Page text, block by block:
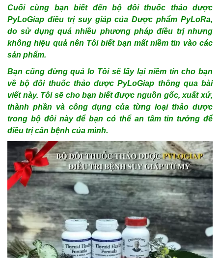
Cuối cùng bạn biết đến bộ đôi thuốc thảo dược
PyLoGiap điều trị suy giáp của Dược phẩm PyLoRa,
do sử dụng quá nhiều phương pháp điều trị nhưng
không hiệu quả nên Tôi biết bạn mất niềm tin vào các
sản phẩm.
Bạn cũng đừng quá lo Tôi sẽ lấy lại niềm tin cho bạn
về bộ đôi thuốc thảo dược PyLoGiap thông qua bài
viết này. Tôi sẽ cho bạn biết được nguồn gốc, xuất xứ,
thành phần và công dụng của từng loại thảo dược
trong bộ đôi này để bạn có thể an tâm tin tưởng để
điều trị căn bệnh của mình.